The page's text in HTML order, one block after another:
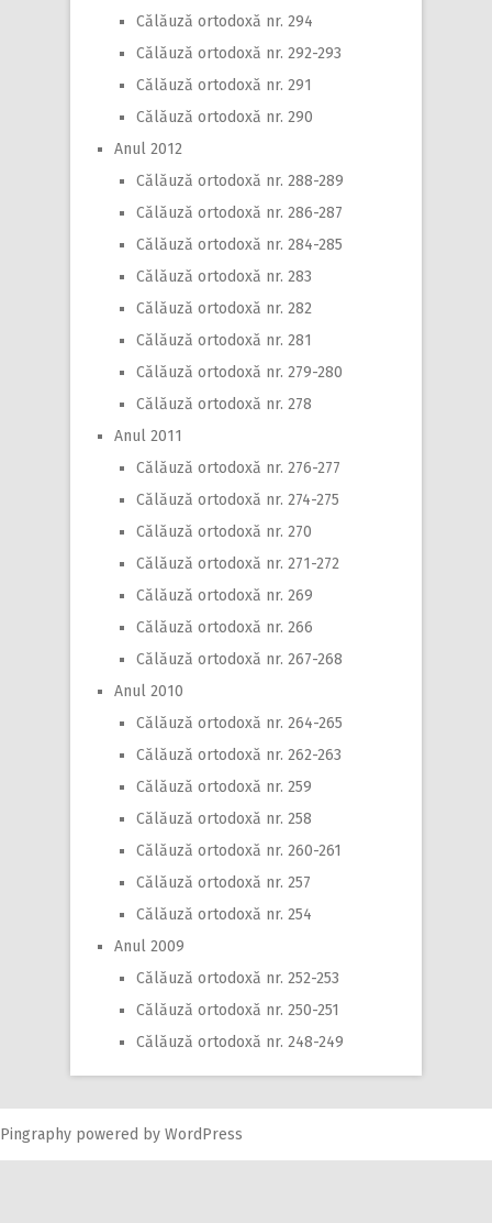
Călăuză ortodoxă nr. 294
Călăuză ortodoxă nr. 292-293
Călăuză ortodoxă nr. 291
Călăuză ortodoxă nr. 290
Anul 2012
Călăuză ortodoxă nr. 288-289
Călăuză ortodoxă nr. 286-287
Călăuză ortodoxă nr. 284-285
Călăuză ortodoxă nr. 283
Călăuză ortodoxă nr. 282
Călăuză ortodoxă nr. 281
Călăuză ortodoxă nr. 279-280
Călăuză ortodoxă nr. 278
Anul 2011
Călăuză ortodoxă nr. 276-277
Călăuză ortodoxă nr. 274-275
Călăuză ortodoxă nr. 270
Călăuză ortodoxă nr. 271-272
Călăuză ortodoxă nr. 269
Călăuză ortodoxă nr. 266
Călăuză ortodoxă nr. 267-268
Anul 2010
Călăuză ortodoxă nr. 264-265
Călăuză ortodoxă nr. 262-263
Călăuză ortodoxă nr. 259
Călăuză ortodoxă nr. 258
Călăuză ortodoxă nr. 260-261
Călăuză ortodoxă nr. 257
Călăuză ortodoxă nr. 254
Anul 2009
Călăuză ortodoxă nr. 252-253
Călăuză ortodoxă nr. 250-251
Călăuză ortodoxă nr. 248-249
Pingraphy powered by WordPress